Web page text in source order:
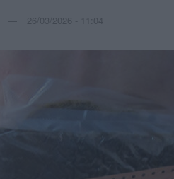
26/03/2026 - 11:04